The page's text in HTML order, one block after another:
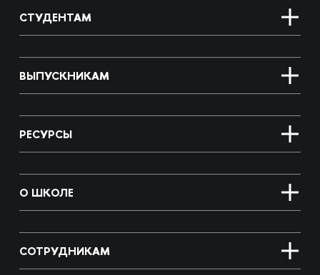
СТУДЕНТАМ
ВЫПУСКНИКАМ
РЕСУРСЫ
О ШКОЛЕ
СОТРУДНИКАМ